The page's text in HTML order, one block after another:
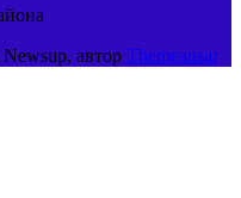
автор Themeansar